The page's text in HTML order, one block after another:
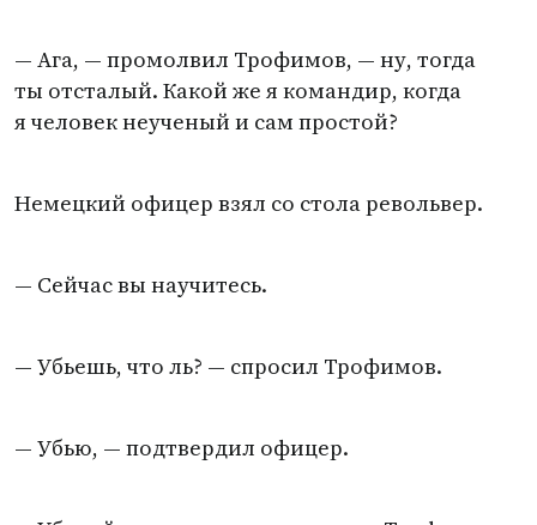
— Ага, — промолвил Трофимов, — ну, тогда
ты отсталый. Какой же я командир, когда
я человек неученый и сам простой?
Немецкий офицер взял со стола револьвер.
— Сейчас вы научитесь.
— Убьешь, что ль? — спросил Трофимов.
— Убью, — подтвердил офицер.